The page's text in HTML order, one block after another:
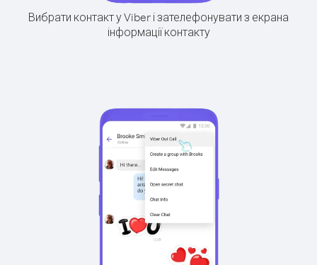
Вибрати контакт у Viber і зателефонувати з екрана
інформації контакту